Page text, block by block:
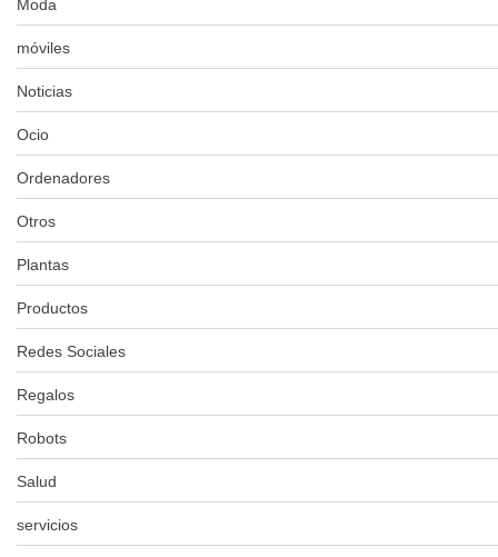
Moda
móviles
Noticias
Ocio
Ordenadores
Otros
Plantas
Productos
Redes Sociales
Regalos
Robots
Salud
servicios